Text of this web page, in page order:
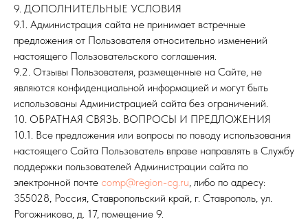
9. ДОПОЛНИТЕЛЬНЫЕ УСЛОВИЯ
9.1. Администрация сайта не принимает встречные
предложения от Пользователя относительно изменений
настоящего Пользовательского соглашения.
9.2. Отзывы Пользователя, размещенные на Сайте, не
являются конфиденциальной информацией и могут быть
использованы Администрацией сайта без ограничений.
10. ОБРАТНАЯ СВЯЗЬ. ВОПРОСЫ И ПРЕДЛОЖЕНИЯ
10.1. Все предложения или вопросы по поводу использования
настоящего Сайта Пользователь вправе направлять в Службу
поддержки пользователей Администрации сайта по
электронной почте comp@region-cg.ru, либо по адресу:
355028, Россия, Ставропольский край, г. Ставрополь, ул.
Рогожникова, д. 17, помещение 9.